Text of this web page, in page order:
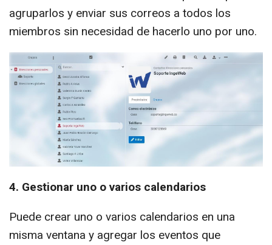
agruparlos y enviar sus correos a todos los
miembros sin necesidad de hacerlo uno por uno.
4. Gestionar uno o varios calendarios
Puede crear uno o varios calendarios en una
misma ventana y agregar los eventos que